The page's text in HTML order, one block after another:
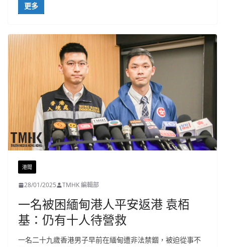
更多
港聞
28/01/2025 TMHK 編輯部
一名被困緬甸港人平安返港 袁栢
基：仍有十人待營救
一名二十九歲香港男子早前在緬甸遭非法禁錮，被迫從事不